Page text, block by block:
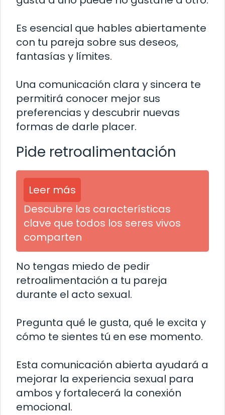
Es esencial que hables abiertamente
con tu pareja sobre sus deseos,
fantasías y límites.
Una comunicación clara y sincera te
permitirá conocer mejor sus
preferencias y descubrir nuevas
formas de darle placer.
Pide retroalimentación
Leer más
Descubre las características
clave que todos los seres vivos
comparten
No tengas miedo de pedir
retroalimentación a tu pareja
durante el acto sexual.
Pregunta qué le gusta, qué le excita y
cómo te sientes tú en ese momento.
Esta comunicación abierta ayudará a
mejorar la experiencia sexual para
ambos y fortalecerá la conexión
emocional.